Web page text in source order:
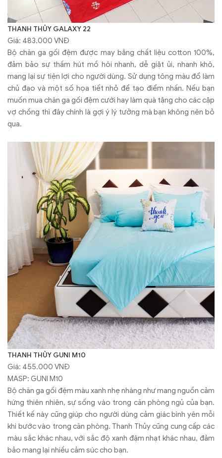
THANH THỦY GALAXY 22
Giá: 483.000 VNĐ
Bộ chăn ga gối đệm được may bằng chất liệu cotton 100%,
đảm bảo sự thấm hút mồ hôi nhanh, dễ giặt ủi, nhanh khô,
mang lại sự tiện lợi cho người dùng. Sử dụng tông màu đổ làm
chủ đạo và một số họa tiết nhỏ để tạo điểm nhấn. Nếu bạn
muốn mua chăn ga gối đệm cưới hay làm quà tặng cho các cặp
vợ chồng thì đây chính là gợi ý lý tưởng mà bạn không nên bỏ
qua.
THANH THỦY GUNI M10
Giá: 455.000 VNĐ
MASP: GUNI M10
Bộ chăn ga gối đệm màu xanh nhẹ nhàng như mang nguồn cảm
hứng thiên nhiên, sự sống vào trong căn phòng ngủ của bạn.
Thiết kế này cũng giúp cho người dùng cảm giác bình yên mỗi
khi bước vào trong căn phòng. Thanh Thủy cũng cung cấp các
màu sắc khác nhau, với sắc độ xanh đậm nhạt khác nhau, đảm
bảo mang lại nhiều cảm súc cho bạn.